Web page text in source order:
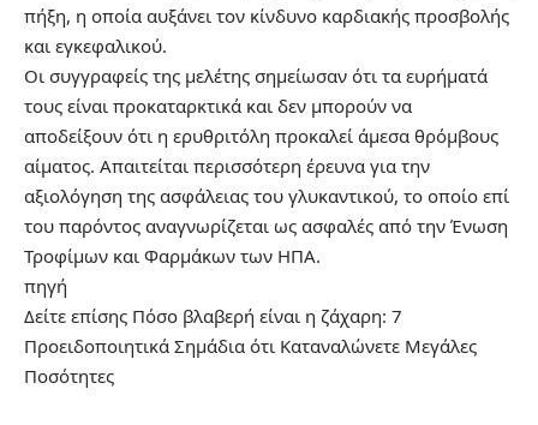
πήξη, η οποία αυξάνει τον κίνδυνο καρδιακής προσβολής
και εγκεφαλικού.
Οι συγγραφείς της μελέτης σημείωσαν ότι τα ευρήματά
τους είναι προκαταρκτικά και δεν μπορούν να
αποδείξουν ότι η ερυθριτόλη προκαλεί άμεσα θρόμβους
αίματος. Απαιτείται περισσότερη έρευνα για την
αξιολόγηση της ασφάλειας του γλυκαντικού, το οποίο επί
του παρόντος αναγνωρίζεται ως ασφαλές από την Ένωση
Τροφίμων και Φαρμάκων των ΗΠΑ.
πηγή
Δείτε επίσης Πόσο βλαβερή είναι η ζάχαρη: 7
Προειδοποιητικά Σημάδια ότι Καταναλώνετε Μεγάλες
Ποσότητες